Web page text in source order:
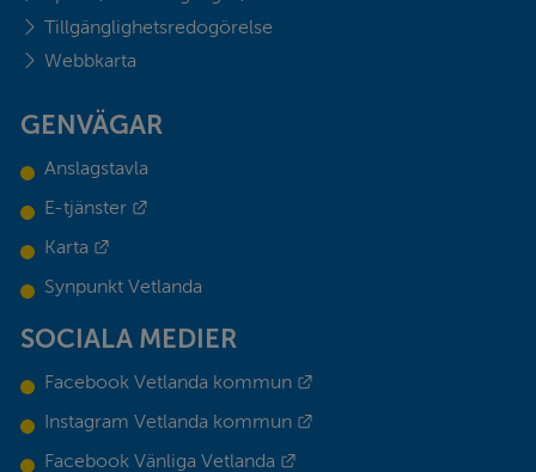
Tillgänglighetsredogörelse
Webbkarta
GENVÄGAR
Anslagstavla
E-tjänster
Karta
Synpunkt Vetlanda
SOCIALA MEDIER
Facebook Vetlanda kommun
Instagram Vetlanda kommun
Facebook Vänliga Vetlanda